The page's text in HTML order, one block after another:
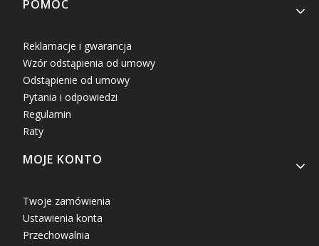
Linki w stopce
POMOC
Reklamacje i gwarancja
Wzór odstąpienia od umowy
Odstąpienie od umowy
Pytania i odpowiedzi
Regulamin
Raty
MOJE KONTO
Twoje zamówienia
Ustawienia konta
Przechowalnia